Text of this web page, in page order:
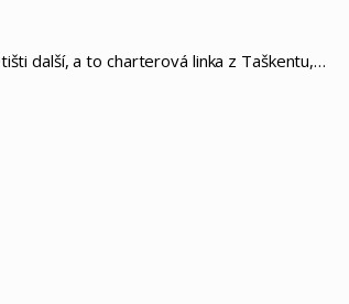
další, a to charterová linka z Taškentu,…